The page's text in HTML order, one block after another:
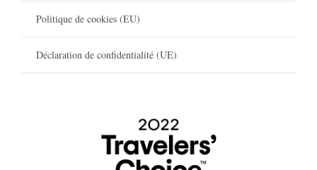
Politique de cookies (EU)
Déclaration de confidentialité (UE)